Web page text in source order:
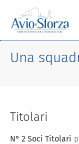
Una
Titolari
N° 2 Soci Titolari